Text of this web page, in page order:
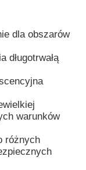
dla obszarów
długotrwałą
warunków
różnych